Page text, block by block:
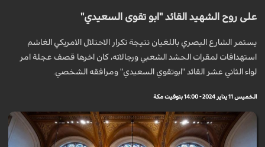
على روح الشهيد القائد "ابو تقوى السعيدي"
يستمر الشارع البصري باللغيان نتيجة تكرار الاحتلال الامريكي الغاشم
استهدافات لمقرات الحشد الشعبي ورجالاته، كان اخرها قصف عجلة امر
لواء الثاني عشر القائد "ابوتقوي السعيدي" ومرافقه الشخصي.
الخميس 11 يناير 2024 - 14:00 بتوقيت مكة